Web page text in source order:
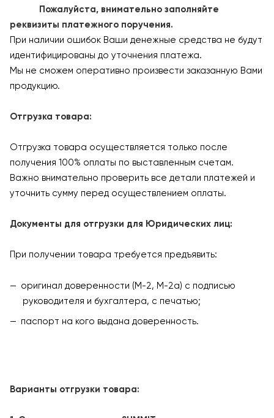
Пожалуйста, внимательно заполняйте
реквизиты платежного поручения.
При наличии ошибок Ваши денежные средства не будут
идентифицированы до уточнения платежа.
Мы не сможем оперативно произвести заказанную Вами
продукцию.
Отгрузка товара:
Отгрузка товара осуществляется только после
получения 100% оплаты по выставленным счетам.
Важно внимательно проверить все детали платежей и
уточнить сумму перед осуществлением оплаты.
Документы для отгрузки для Юридических лиц:
При получении товара требуется предъявить:
оригинал доверенности (М-2, М-2а) с подписью
руководителя и бухгалтера, с печатью;
паспорт на кого выдана доверенность.
Варианты отгрузки товара: